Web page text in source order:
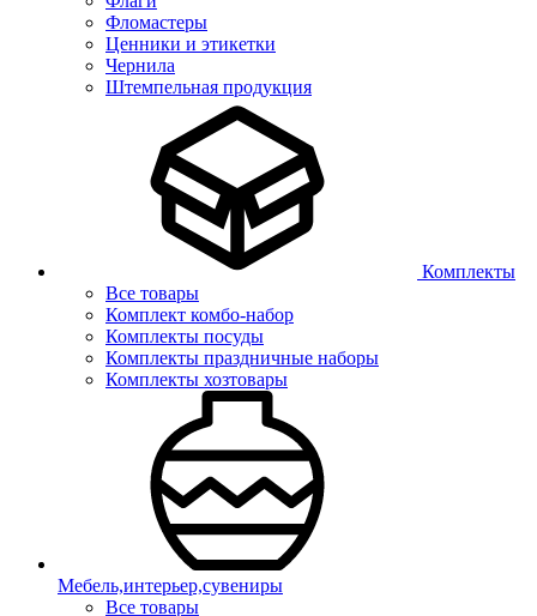
Фломастеры
Ценники и этикетки
Чернила
Штемпельная продукция
Комплекты
Все товары
Комплект комбо-набор
Комплекты посуды
Комплекты праздничные наборы
Комплекты хозтовары
Мебель,интерьер,сувениры
Все товары